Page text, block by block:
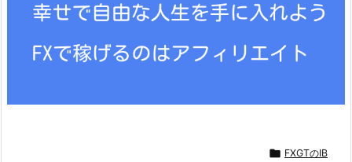
 FXGTのIB